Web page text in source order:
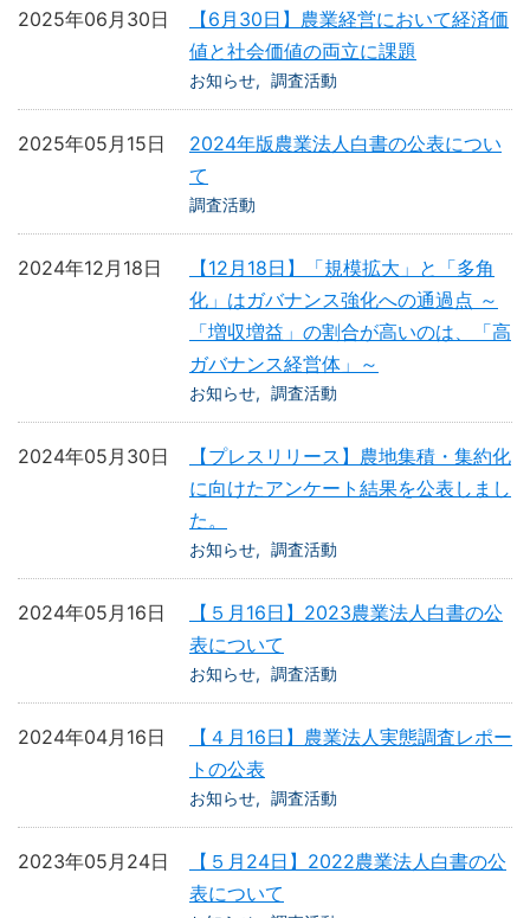
【6月30日】農業経営において経済価
値と社会価値の両立に課題
2025年06月30日
お知らせ 調査活動
2024年版農業法人白書の公表につい
て
2025年05月15日
調査活動
【12月18日】「規模拡大」と「多角
化」はガバナンス強化への通過点 ～
「増収増益」の割合が高いのは、「高
ガバナンス経営体」～
2024年12月18日
お知らせ 調査活動
【プレスリリース】農地集積・集約化
に向けたアンケート結果を公表しまし
た。
2024年05月30日
お知らせ 調査活動
【５月16日】2023農業法人白書の公
表について
2024年05月16日
お知らせ 調査活動
【４月16日】農業法人実態調査レポー
トの公表
2024年04月16日
お知らせ 調査活動
【５月24日】2022農業法人白書の公
表について
2023年05月24日